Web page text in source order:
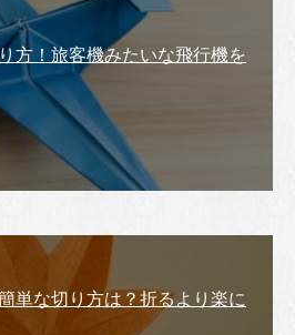
方！旅客機みたいな飛行機を
単な切り方は？折るより楽に